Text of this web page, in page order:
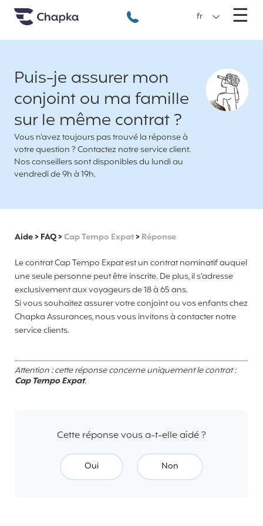
Chapka Assurances Voyages
+33 1 74 85 50 50
fr ☰
Puis-je assurer mon
conjoint ou ma famille
sur le même contrat ?
Vous n’avez toujours pas trouvé la réponse à
votre question ? Contactez notre service client.
Nos conseillers sont disponibles du lundi au
vendredi de 9h à 19h.
Aide> FAQ>Cap Tempo Expat> Réponse
Le contrat Cap Tempo Expat est un contrat nominatif auquel
une seule personne peut être inscrite. De plus, il s’adresse
exclusivement aux voyageurs de 18 à 65 ans.
Si vous souhaitez assurer votre conjoint ou vos enfants chez
Chapka Assurances, nous vous invitons à contacter notre
service clients.
Attention : cette réponse concerne uniquement le contrat :
Cap Tempo Expat.
Cette réponse vous a-t-elle aidé ?
Oui Non